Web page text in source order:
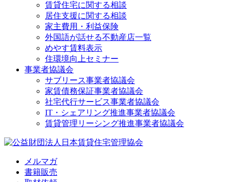
賃貸住宅に関する相談
居住支援に関する相談
家主費用・利益保険
外国語が話せる不動産店一覧
めやす賃料表示
住環境向上セミナー
事業者協議会
サブリース事業者協議会
家賃債務保証事業者協議会
社宅代行サービス事業者協議会
IT・シェアリング推進事業者協議会
賃貸管理リーシング推進事業者協議会
メルマガ
書籍販売